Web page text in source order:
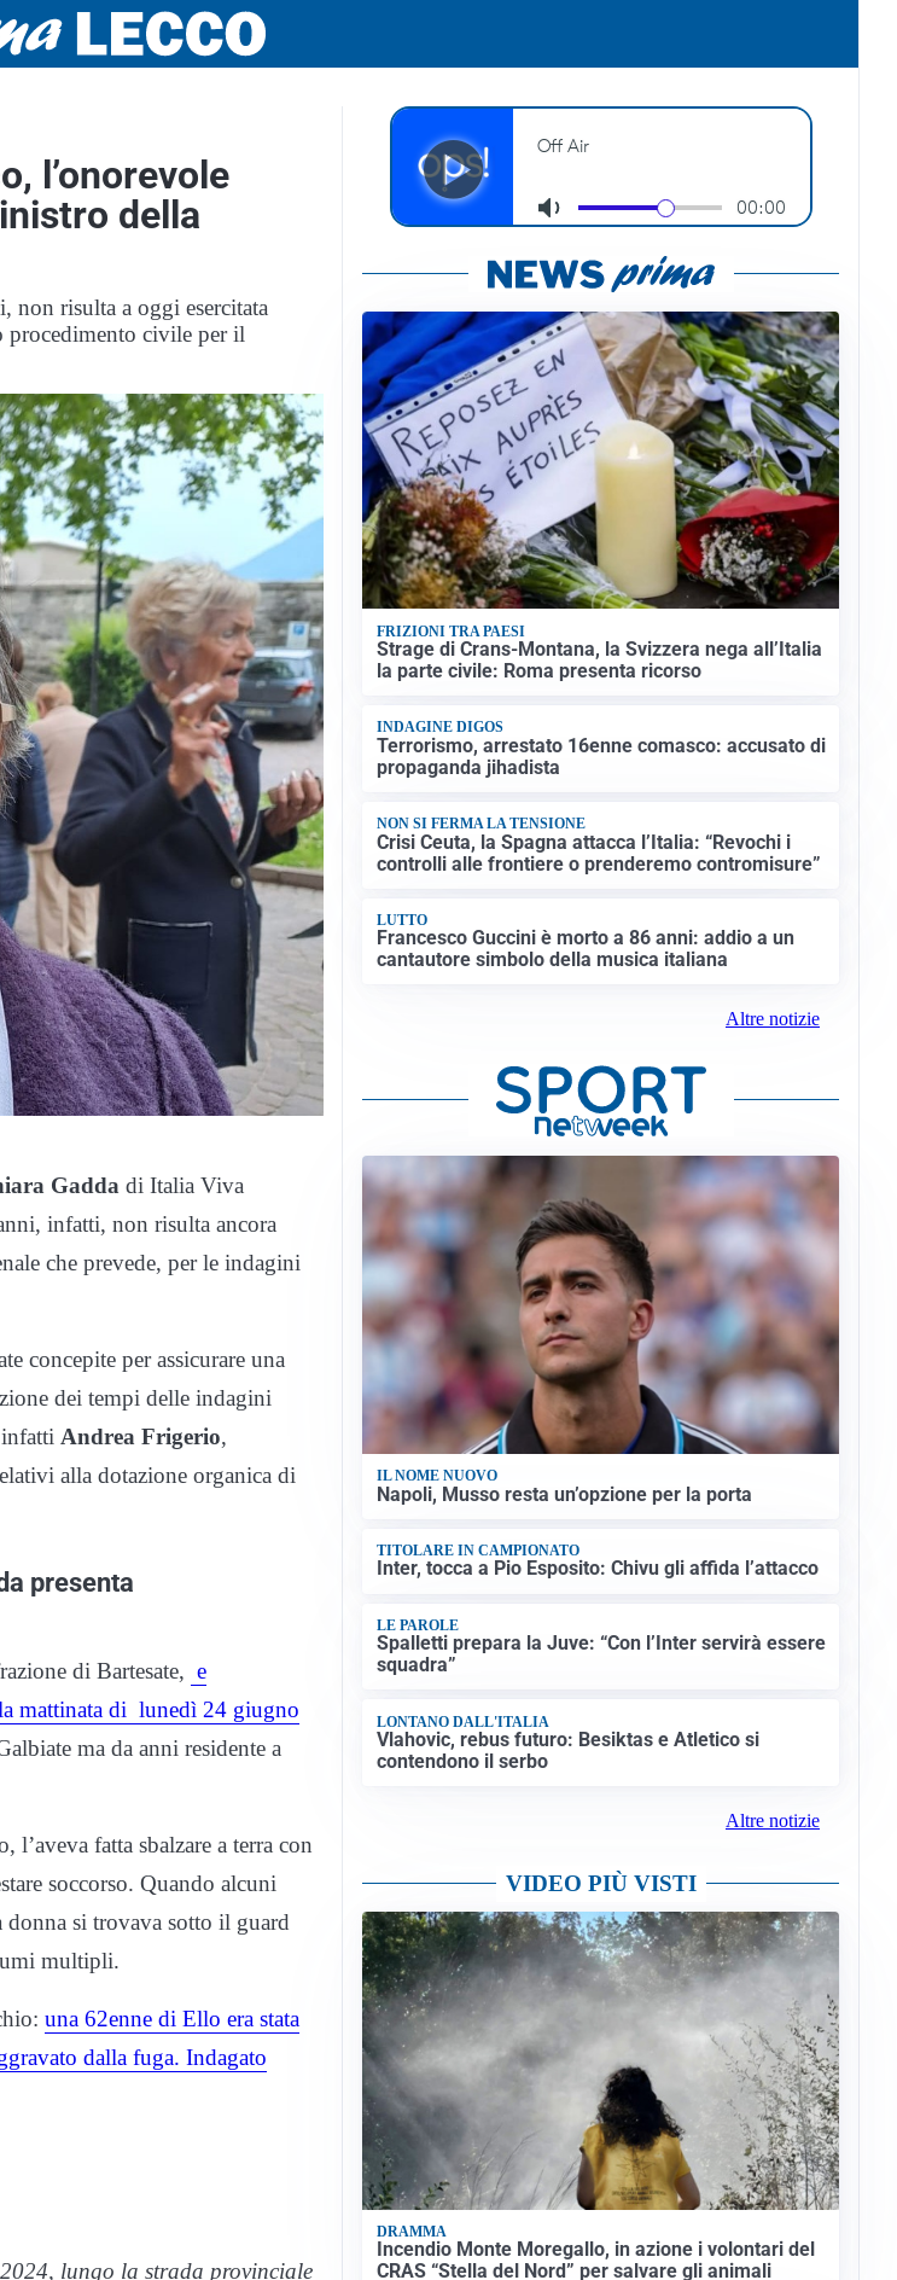
l’onorevole
della
non risulta a oggi esercitata
procedimento civile per il
Gadda di Italia Viva
infatti, non risulta ancora
che prevede, per le indagini
concepite per assicurare una
dei tempi delle indagini
Andrea Frigerio,
alla dotazione organica di
presenta
di Bartesate, e
mattinata di lunedì 24 giugno
ma da anni residente a
fatta sbalzare a terra con
soccorso. Quando alcuni
donna si trovava sotto il guard
multipli.
una 62enne di Ello era stata
dalla fuga. Indagato
lungo la strada provinciale
FRIZIONI TRA PAESI
Strage di Crans-Montana, la Svizzera nega all’Italia
la parte civile: Roma presenta ricorso
INDAGINE DIGOS
Terrorismo, arrestato 16enne comasco: accusato di
propaganda jihadista
NON SI FERMA LA TENSIONE
Crisi Ceuta, la Spagna attacca l’Italia: “Revochi i
controlli alle frontiere o prenderemo contromisure”
LUTTO
Francesco Guccini è morto a 86 anni: addio a un
cantautore simbolo della musica italiana
Altre notizie
IL NOME NUOVO
Napoli, Musso resta un’opzione per la porta
TITOLARE IN CAMPIONATO
Inter, tocca a Pio Esposito: Chivu gli affida l’attacco
LE PAROLE
Spalletti prepara la Juve: “Con l’Inter servirà essere
squadra”
LONTANO DALL'ITALIA
Vlahovic, rebus futuro: Besiktas e Atletico si
contendono il serbo
Altre notizie
VIDEO PIÙ VISTI
DRAMMA
Incendio Monte Moregallo, in azione i volontari del
CRAS “Stella del Nord” per salvare gli animali